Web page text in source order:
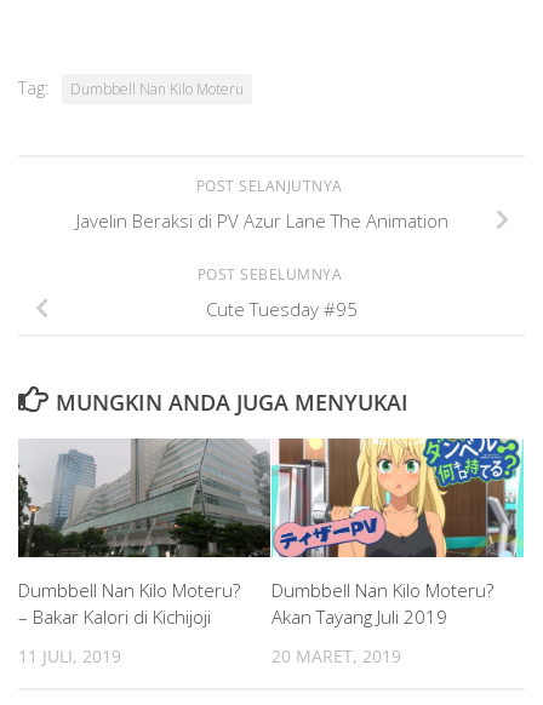
Tag: Dumbbell Nan Kilo Moteru
POST SELANJUTNYA
Javelin Beraksi di PV Azur Lane The Animation
POST SEBELUMNYA
Cute Tuesday #95
MUNGKIN ANDA JUGA MENYUKAI
Dumbbell Nan Kilo Moteru?
– Bakar Kalori di Kichijoji
11 JULI, 2019
Dumbbell Nan Kilo Moteru?
Akan Tayang Juli 2019
20 MARET, 2019